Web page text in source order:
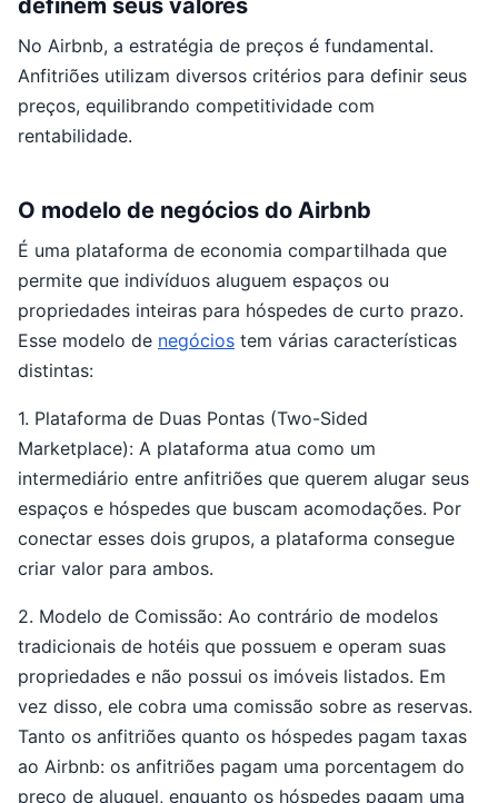
definem seus valores
No Airbnb, a estratégia de preços é fundamental.
Anfitriões utilizam diversos critérios para definir seus
preços, equilibrando competitividade com
rentabilidade.
O modelo de negócios do Airbnb
É uma plataforma de economia compartilhada que
permite que indivíduos aluguem espaços ou
propriedades inteiras para hóspedes de curto prazo.
Esse modelo de negócios tem várias características
distintas:
1. Plataforma de Duas Pontas (Two-Sided
Marketplace): A plataforma atua como um
intermediário entre anfitriões que querem alugar seus
espaços e hóspedes que buscam acomodações. Por
conectar esses dois grupos, a plataforma consegue
criar valor para ambos.
2. Modelo de Comissão: Ao contrário de modelos
tradicionais de hotéis que possuem e operam suas
propriedades e não possui os imóveis listados. Em
vez disso, ele cobra uma comissão sobre as reservas.
Tanto os anfitriões quanto os hóspedes pagam taxas
ao Airbnb: os anfitriões pagam uma porcentagem do
preço de aluguel, enquanto os hóspedes pagam uma